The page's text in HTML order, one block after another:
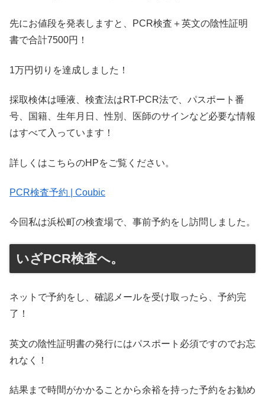
先にお値段を発表しますと、PCR検査＋英文の陰性証明
書で合計7500円！
1万円切りを達成しました！
採取検体は唾液、検査法はRT-PCR法で、パスポート番
号、国籍、生年月日、性別、医師のサインなど必要な情報
はすべて入っています！
詳しくはこちらのHPをご覧ください。
PCR検査予約 | Coubic
今回私は浜松町の検査場で、事前予約をし訪問しました。
いざPCR検査へ。
ネットで予約をし、確認メールを受け取ったら、予約完
了！
英文の陰性証明書の発行にはパスポート必須ですのでお忘
れなく！
結果まで時間がかかることから余裕を持った予約をお勧め